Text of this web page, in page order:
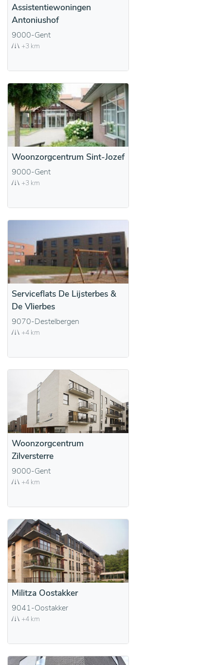
Assistentiewoningen
Antoniushof
9000-Gent
+3 km
Woonzorgcentrum Sint-Jozef
9000-Gent
+3 km
Serviceflats De Lijsterbes &
De Vlierbes
9070-Destelbergen
+4 km
Woonzorgcentrum
Zilversterre
9000-Gent
+4 km
Militza Oostakker
9041-Oostakker
+4 km